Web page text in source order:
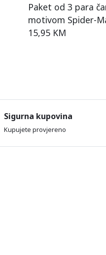
Paket od 3 para
motivom Spider-
15,95 KM
Sigurna kupovina
Kupujete provjereno